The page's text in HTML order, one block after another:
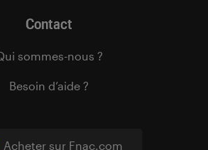
Acheter sur Fnac.com
Contact
sommes-nous ?
Besoin d’aide ?